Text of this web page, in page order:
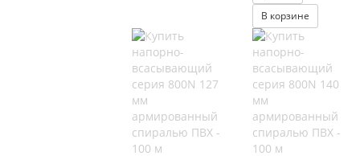
В корзине